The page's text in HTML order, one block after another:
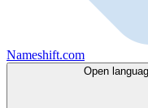
Nameshift.com
Open